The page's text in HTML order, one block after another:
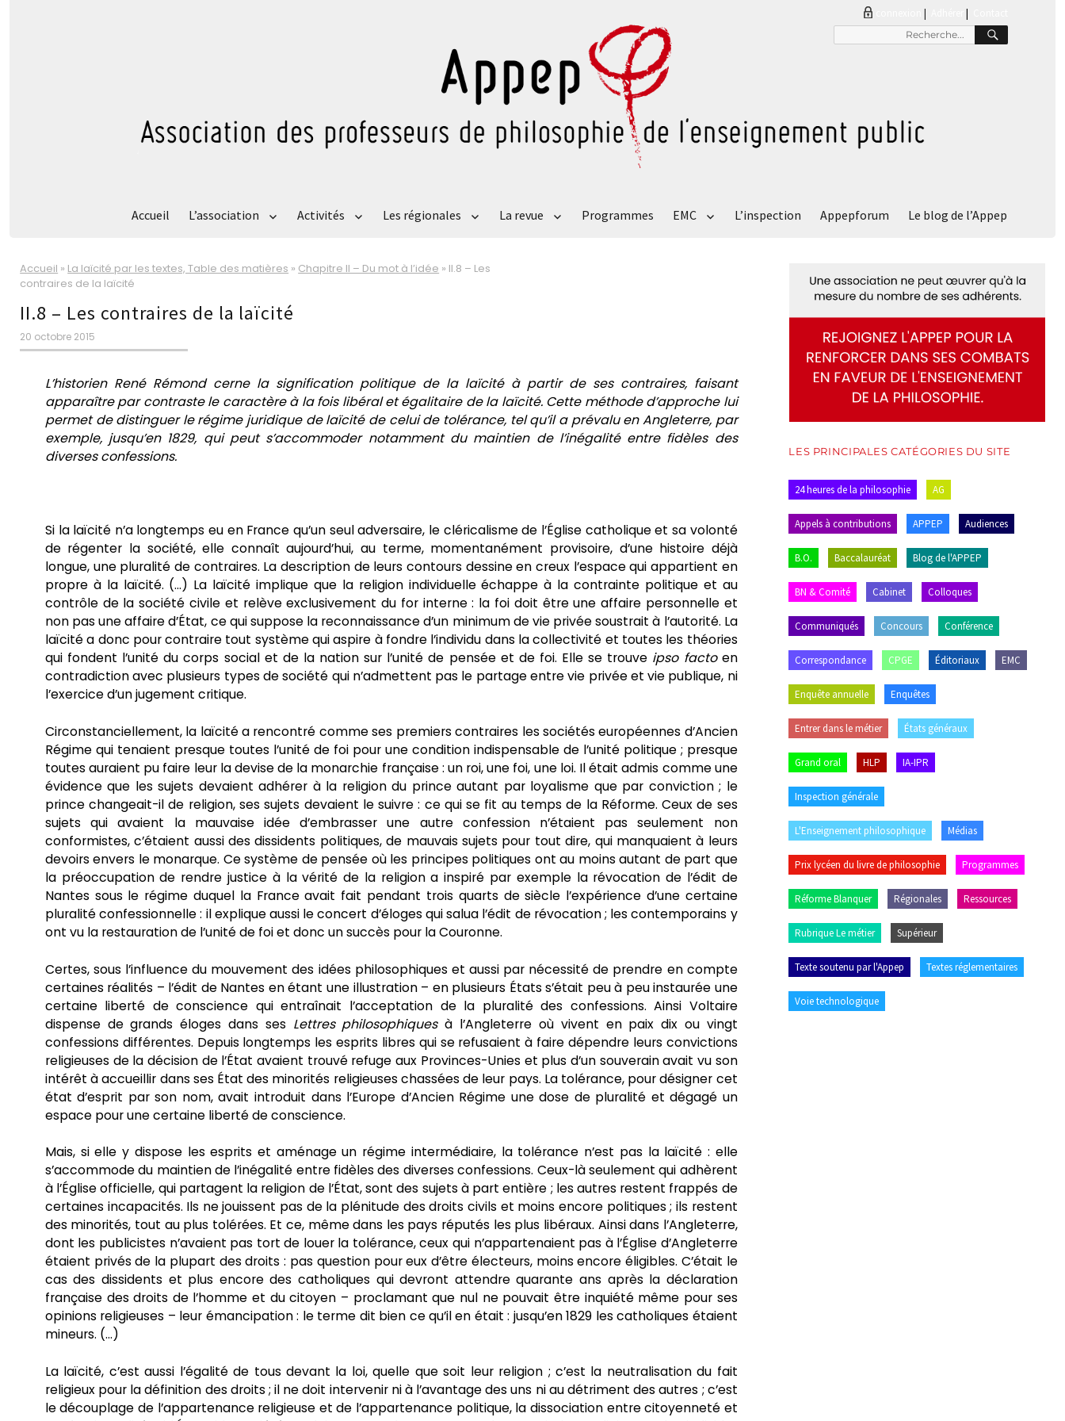
|
pour
Accueil L’association Activités Les régionales La revue Programmes EMC L’inspection Appepforum Le blog de l’Appep
Accueil » La laïcité par les textes, Table des matières » Chapitre II – Du mot à l’idée » II.8 – Les
contraires de la laïcité
II.8 – Les contraires de la laïcité
Publié
le
20 octobre 2015
L’historien René Rémond cerne la signification politique de la laïcité à partir de ses contraires, faisant
apparaître par contraste le caractère à la fois libéral et égalitaire de la laïcité. Cette méthode d’approche lui
permet de distinguer le régime juridique de laïcité de celui de tolérance, tel qu’il a prévalu en Angleterre, par
exemple, jusqu’en 1829, qui peut s’accommoder notamment du maintien de l’inégalité entre fidèles des
diverses confessions.
Si la laïcité n’a longtemps eu en France qu’un seul adversaire, le cléricalisme de l’Église catholique et sa volonté
de régenter la société, elle connaît aujourd’hui, au terme, momentanément provisoire, d’une histoire déjà
longue, une pluralité de contraires. La description de leurs contours dessine en creux l’espace qui appartient en
propre à la laïcité. (…) La laïcité implique que la religion individuelle échappe à la contrainte politique et au
contrôle de la société civile et relève exclusivement du for interne : la foi doit être une affaire personnelle et
non pas une affaire d’État, ce qui suppose la reconnaissance d’un minimum de vie privée soustrait à l’autorité. La
laïcité a donc pour contraire tout système qui aspire à fondre l’individu dans la collectivité et toutes les théories
qui fondent l’unité du corps social et de la nation sur l’unité de pensée et de foi. Elle se trouve ipso facto en
contradiction avec plusieurs types de société qui n’admettent pas le partage entre vie privée et vie publique, ni
l’exercice d’un jugement critique.
Circonstanciellement, la laïcité a rencontré comme ses premiers contraires les sociétés européennes d’Ancien
Régime qui tenaient presque toutes l’unité de foi pour une condition indispensable de l’unité politique ; presque
toutes auraient pu faire leur la devise de la monarchie française : un roi, une foi, une loi. Il était admis comme une
évidence que les sujets devaient adhérer à la religion du prince autant par loyalisme que par conviction ; le
prince changeait-il de religion, ses sujets devaient le suivre : ce qui se fit au temps de la Réforme. Ceux de ses
sujets qui avaient la mauvaise idée d’embrasser une autre confession n’étaient pas seulement non
conformistes, c’étaient aussi des dissidents politiques, de mauvais sujets pour tout dire, qui manquaient à leurs
devoirs envers le monarque. Ce système de pensée où les principes politiques ont au moins autant de part que
la préoccupation de rendre justice à la vérité de la religion a inspiré par exemple la révocation de l’édit de
Nantes sous le régime duquel la France avait fait pendant trois quarts de siècle l’expérience d’une certaine
pluralité confessionnelle : il explique aussi le concert d’éloges qui salua l’édit de révocation ; les contemporains y
ont vu la restauration de l’unité de foi et donc un succès pour la Couronne.
Certes, sous l’influence du mouvement des idées philosophiques et aussi par nécessité de prendre en compte
certaines réalités – l’édit de Nantes en étant une illustration – en plusieurs États s’était peu à peu instaurée une
certaine liberté de conscience qui entraînait l’acceptation de la pluralité des confessions. Ainsi Voltaire
dispense de grands éloges dans ses Lettres philosophiquesà l’Angleterre où vivent en paix dix ou vingt
confessions différentes. Depuis longtemps les esprits libres qui se refusaient à faire dépendre leurs convictions
religieuses de la décision de l’État avaient trouvé refuge aux Provinces-Unies et plus d’un souverain avait vu son
intérêt à accueillir dans ses État des minorités religieuses chassées de leur pays. La tolérance, pour désigner cet
état d’esprit par son nom, avait introduit dans l’Europe d’Ancien Régime une dose de pluralité et dégagé un
espace pour une certaine liberté de conscience.
Mais, si elle y dispose les esprits et aménage un régime intermédiaire, la tolérance n’est pas la laïcité : elle
s’accommode du maintien de l’inégalité entre fidèles des diverses confessions. Ceux-là seulement qui adhèrent
à l’Église officielle, qui partagent la religion de l’État, sont des sujets à part entière ; les autres restent frappés de
certaines incapacités. Ils ne jouissent pas de la plénitude des droits civils et moins encore politiques ; ils restent
des minorités, tout au plus tolérées. Et ce, même dans les pays réputés les plus libéraux. Ainsi dans l’Angleterre,
dont les publicistes n’avaient pas tort de louer la tolérance, ceux qui n’appartenaient pas à l’Église d’Angleterre
étaient privés de la plupart des droits : pas question pour eux d’être électeurs, moins encore éligibles. C’était le
cas des dissidents et plus encore des catholiques qui devront attendre quarante ans après la déclaration
française des droits de l’homme et du citoyen – proclamant que nul ne pouvait être inquiété même pour ses
opinions religieuses – leur émancipation : le terme dit bien ce qu’il en était : jusqu’en 1829 les catholiques étaient
mineurs. (…)
La laïcité, c’est aussi l’égalité de tous devant la loi, quelle que soit leur religion ; c’est la neutralisation du fait
religieux pour la définition des droits ; il ne doit intervenir ni à l’avantage des uns ni au détriment des autres ; c’est
le découplage de l’appartenance religieuse et de l’appartenance politique, la dissociation entre citoyenneté et
LES PRINCIPALES CATÉGORIES DU SITE
24 heures de la philosophie AG
Appels à contributions APPEP Audiences
B.O. Baccalauréat Blog de l'APPEP
BN & Comité Cabinet Colloques
Communiqués Concours Conférence
Correspondance CPGE Éditoriaux EMC
Enquête annuelle Enquêtes
Entrer dans le métier États généraux
Grand oral HLP IA-IPR
Inspection générale
L'Enseignement philosophique Médias
Prix lycéen du livre de philosophie Programmes
Réforme Blanquer Régionales Ressources
Rubrique Le métier Supérieur
Texte soutenu par l'Appep Textes réglementaires
Voie technologique